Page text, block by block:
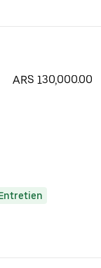
ARS 130,000.00